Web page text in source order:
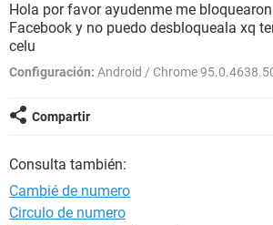
Hola por favor ayudenme me
Facebook y no puedo desbloqueala xq
celu
Configuración: Android / Chrome
Compartir
Consulta también:
Cambié de numero
Circulo de numero